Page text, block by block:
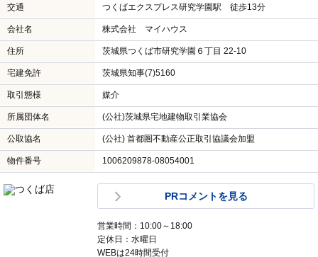
交通 つくばエクスプレス研究学園駅 徒歩13分
会社名 株式会社 マイハウス
住所 茨城県つくば市研究学園６丁目 22-10
宅建免許 茨城県知事(7)5160
取引態様 媒介
所属団体名 (公社)茨城県宅地建物取引業協会
公取協名 (公社) 首都圏不動産公正取引協議会加盟
物件番号 1006209878-08054001
PRコメントを見る
営業時間：10:00～18:00
定休日：水曜日
WEBは24時間受付